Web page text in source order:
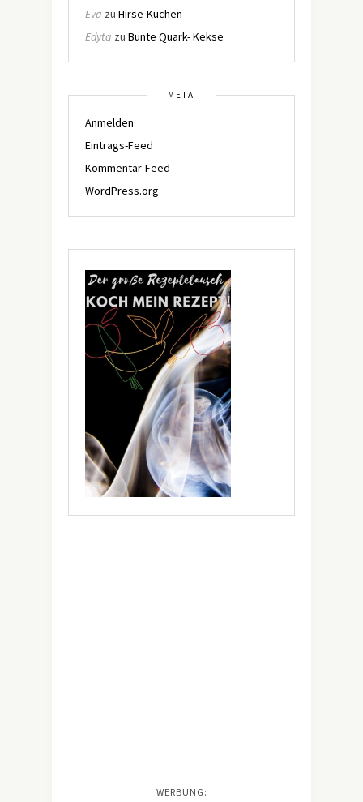
Eva zu Hirse-Kuchen
Edyta zu Bunte Quark- Kekse
META
Anmelden
Eintrags-Feed
Kommentar-Feed
WordPress.org
WERBUNG: